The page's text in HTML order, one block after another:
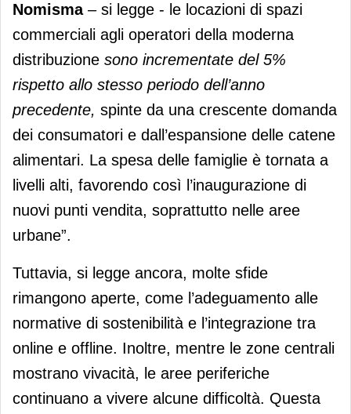
Nomisma– si legge - le locazioni di spazi
commerciali agli operatori della moderna
distribuzione sono incrementate del 5%
rispetto allo stesso periodo dell’anno
precedente, spinte da una crescente domanda
dei consumatori e dall’espansione delle catene
alimentari. La spesa delle famiglie è tornata a
livelli alti, favorendo così l’inaugurazione di
nuovi punti vendita, soprattutto nelle aree
urbane”.
Tuttavia, si legge ancora, molte sfide
rimangono aperte, come l’adeguamento alle
normative di sostenibilità e l’integrazione tra
online e offline. Inoltre, mentre le zone centrali
mostrano vivacità, le aree periferiche
continuano a vivere alcune difficoltà. Questa